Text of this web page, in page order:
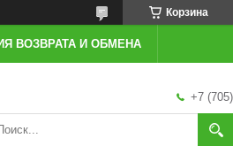
Корзина
ВОЗВРАТА И ОБМЕНА
+7